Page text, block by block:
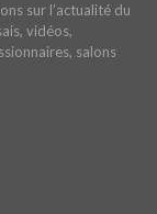
sur l’actualité du
vidéos,
salons